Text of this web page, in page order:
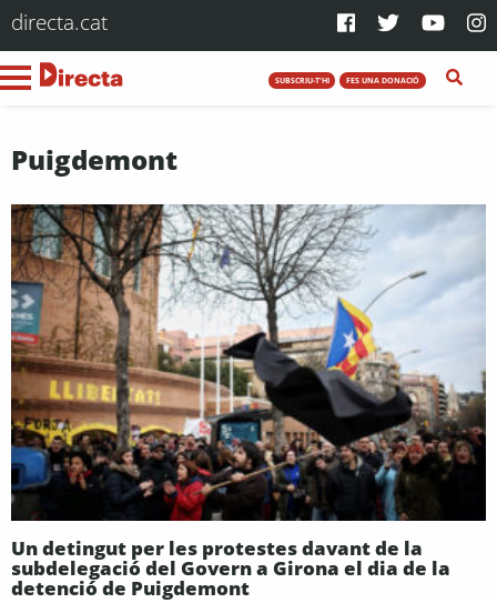
directa.cat
SUBSCRIU-T'HI FES UNA DONACIÓ
Puigdemont
Un detingut per les protestes davant de la
subdelegació del Govern a Girona el dia de la
detenció de Puigdemont